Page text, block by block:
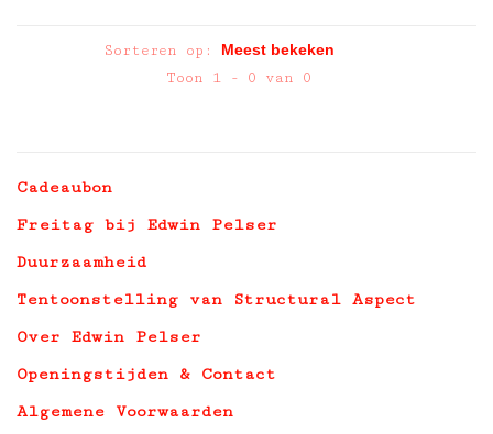
Sorteren op:
Toon 1 - 0 van 0
Cadeaubon
Freitag bij Edwin Pelser
Duurzaamheid
Tentoonstelling van Structural Aspect
Over Edwin Pelser
Openingstijden & Contact
Algemene Voorwaarden